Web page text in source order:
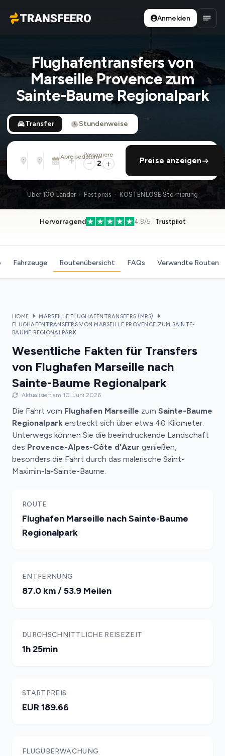
Transfeero
Anmelden
Flughafentransfers von
Marseille Provence zum
Sainte-Baume Regionalpark
Transfer Stundenweise
Von
Adresse, Flughafen, Hotel, ...
Nach
Adresse, Flughafen, Hotel, ...
Abreisedatum
So., 9. Aug. · 01:45 PM
rückfahrt hinzufügen
Passagiere
2 Preise anzeigen
Über 100 Länder · Festpreis · KOSTENLOSE Stornierung
Hervorragend 4.8/5 · Trustpilot
Fahrzeuge Routenübersicht FAQs Verwandte Routen
HOME
MARSEILLE FLUGHAFENTRANSFERS (MRS)
FLUGHAFENTRANSFERS VON MARSEILLE PROVENCE ZUM SAINTE-
BAUME REGIONALPARK
Wesentliche Fakten für Transfers
von Flughafen Marseille nach
Sainte-Baume Regionalpark
Aktualisiert am 10. Juni 2026
Die Fahrt vom Flughafen Marseille zum Sainte-Baume
Regionalpark erstreckt sich über etwa 40 Kilometer.
Unterwegs können Sie die beeindruckende Landschaft
des Provence-Alpes-Côte d'Azur genießen,
besonders die Fahrt durch das malerische Saint-
Maximin-la-Sainte-Baume.
ROUTE
Flughafen Marseille nach Sainte-Baume
Regionalpark
ENTFERNUNG
87.0 km / 53.9 Meilen
DURCHSCHNITTLICHE REISEZEIT
1h 25min
STARTPREIS
EUR 189.66
FLUGÜBERWACHUNG